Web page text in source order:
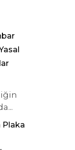
Plaka